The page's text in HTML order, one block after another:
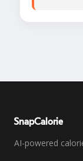
SnapCalorie
AI-powered